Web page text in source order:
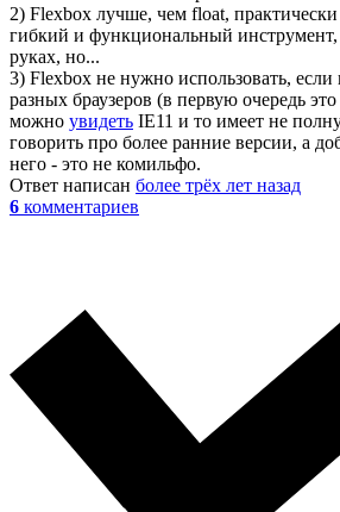
2) Flexbox лучше, чем float, практически
гибкий и функциональный
руках, но...
3) Flexbox не нужно использовать,
разных браузеров (в первую очередь это
можно увидеть IE11 и то имеет не
говорить про более ранние версии, а
него - это не комильфо.
Ответ написан более трёх лет назад
6 комментариев